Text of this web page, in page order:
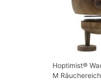
Hoptimist®
M